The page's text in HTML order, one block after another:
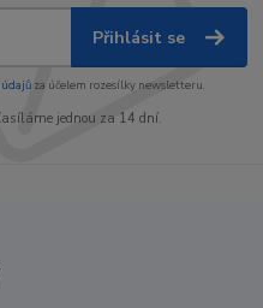
Přihlásit se
za účelem rozesílky newsletteru.
jednou za 14 dní.